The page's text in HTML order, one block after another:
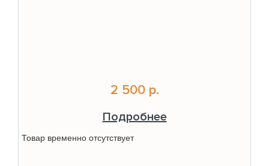
2 500 р.
Подробнее
Товар временно отсутствует